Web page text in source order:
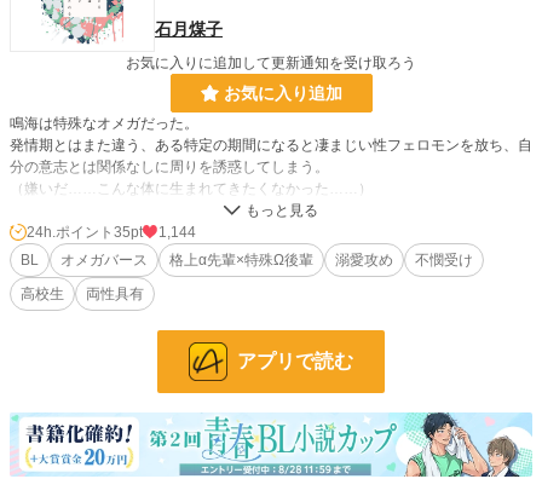
石月煤子
お気に入りに追加して更新通知を受け取ろう
お気に入り追加
鳴海は特殊なオメガだった。
発情期とはまた違う、ある特定の期間になると凄まじい性フェロモンを放ち、自
分の意志とは関係なしに周りを誘惑してしまう。
（嫌いだ……こんな体に生まれてきたくなかった……）
異質な体に不安を抱えて生きてきた鳴海は、進学先の高校で、学園トップのアル
ファと謳われる戒と出会う。
「怖がらせるつもりはない。鳴海に興味がある。それだけだ」
最初はその格上オーラに気圧されていたが、友人や家族を大切にする、何故だか
お菓子やパンを会う度にくれる上級生に戸惑いながらも打ち解けていく……。
19,672 位 / 228,788 件
BL 4,879 位 / 31,418 件
お気に入り 85
24h.ポイント 35pt
1,144
BL
オメガバース 格上α先輩×特殊Ω後輩 溺愛攻め
不憫受け
高校生
両性具有
アプリで読む